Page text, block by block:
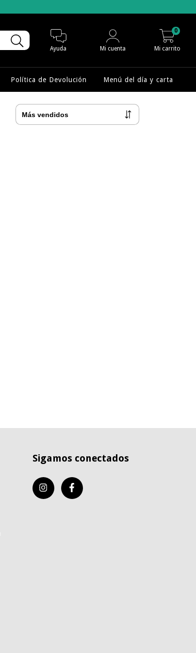
Ayuda Mi cuenta Mi carrito
0
Política de Devolución Menú del día y carta
Sigamos conectados